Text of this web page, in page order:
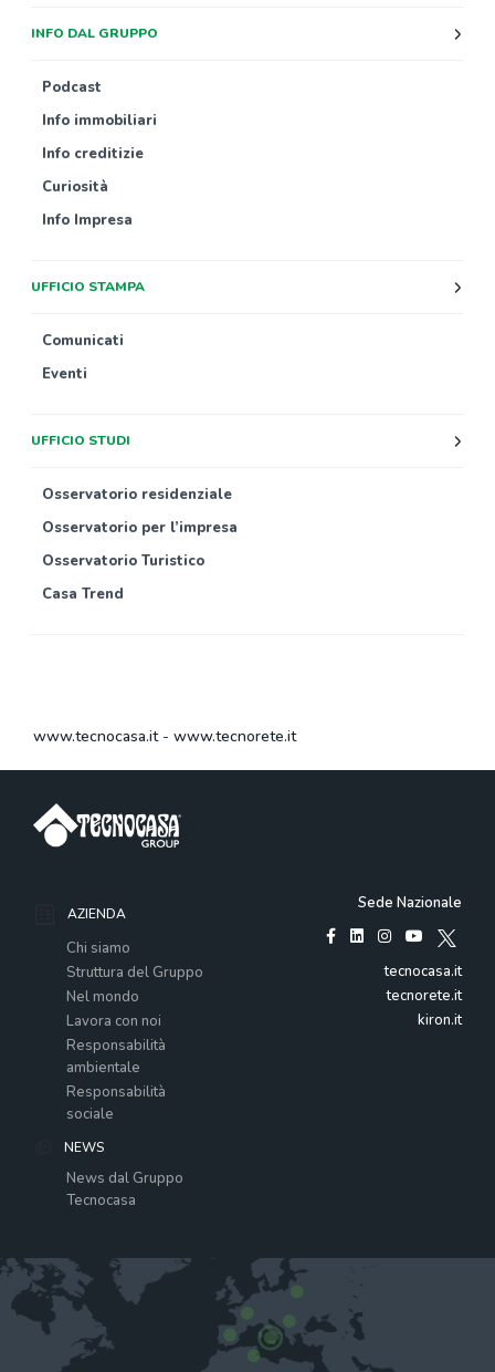
INFO DAL GRUPPO
Podcast
Info immobiliari
Info creditizie
Curiosità
Info Impresa
UFFICIO STAMPA
Comunicati
Eventi
UFFICIO STUDI
Osservatorio residenziale
Osservatorio per l’impresa
Osservatorio Turistico
Casa Trend
www.tecnocasa.it- www.tecnorete.it
AZIENDA
Chi siamo
Struttura del Gruppo
Nel mondo
Lavora con noi
Responsabilità
ambientale
Responsabilità
sociale
NEWS
News dal Gruppo
Tecnocasa
Sede Nazionale
tecnocasa.it
tecnorete.it
kiron.it